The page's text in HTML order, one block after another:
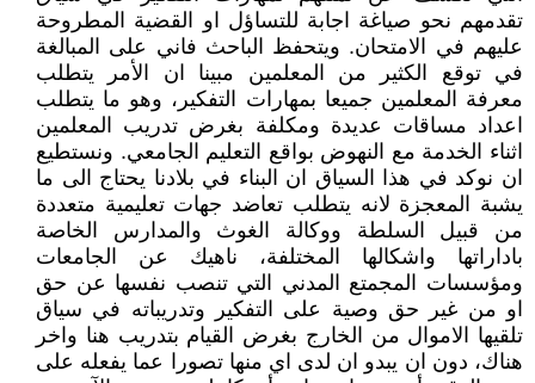
تقدمهم نحو صياغة اجابة للتساؤل او القضية المطروحة
عليهم في الامتحان. ويتحفظ الباحث فاني على المبالغة
في توقع الكثير من المعلمين مبينا ان الأمر يتطلب
معرفة المعلمين جميعا بمهارات التفكير، وهو ما يتطلب
اعداد مساقات عديدة ومكلفة بغرض تدريب المعلمين
اثناء الخدمة مع النهوض بواقع التعليم الجامعي. ونستطيع
ان نوكد في هذا السياق ان البناء في بلادنا يحتاج الى ما
يشبة المعجزة لانه يتطلب تعاضد جهات تعليمية متعددة
من قبيل السلطة ووكالة الغوث والمدارس الخاصة
باداراتها واشكالها المختلفة، ناهيك عن الجامعات
ومؤسسات المجمتع المدني التي تنصب نفسها عن حق
او من غير حق وصية على التفكير وتدريباته في سياق
تلقيها الاموال من الخارج بغرض القيام بتدريب هنا واخر
هناك، دون ان يبدو ان لدى اي منها تصورا عما يفعله على